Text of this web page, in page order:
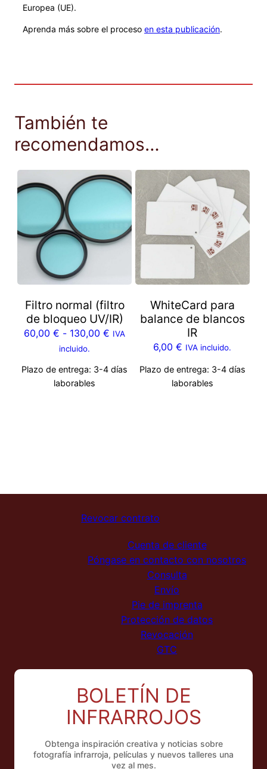
Europea (UE).
Aprenda más sobre el proceso en esta publicación.
También te
recomendamos…
Filtro normal (filtro
de bloqueo UV/IR)
60,00€ - 130,00€ IVA
incluido.
Plazo de entrega: 3-4 días
laborables
WhiteCard para
balance de blancos
IR
6,00€ IVA incluido.
Plazo de entrega: 3-4 días
laborables
Revocar contrato
Cuenta de cliente
Póngase en contacto con nosotros
Consulta
Envío
Pie de imprenta
Protección de datos
Revocación
GTC
BOLETÍN DE
INFRARROJOS
Obtenga inspiración creativa y noticias sobre
fotografía infrarroja, películas y nuevos talleres una
vez al mes.